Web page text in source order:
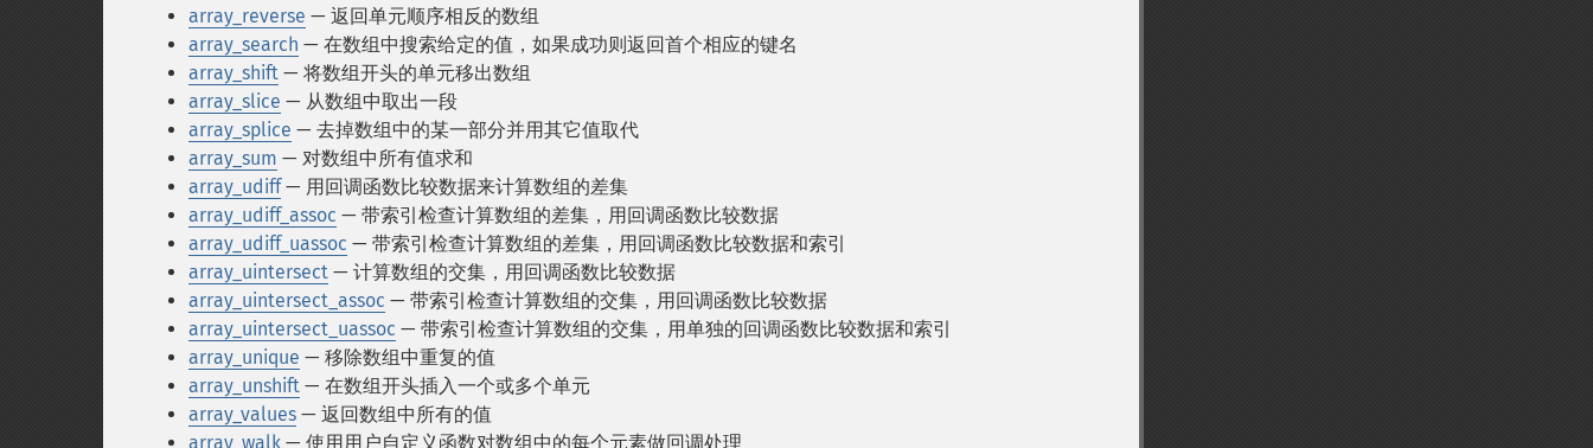
array_reverse — 返回单元顺序相反的数组
array_search — 在数组中搜索给定的值，如果成功则返回首个相应的键名
array_shift — 将数组开头的单元移出数组
array_slice — 从数组中取出一段
array_splice — 去掉数组中的某一部分并用其它值取代
array_sum — 对数组中所有值求和
array_udiff— 用回调函数比较数据来计算数组的差集
array_udiff_assoc — 带索引检查计算数组的差集，用回调函数比较数据
array_udiff_uassoc — 带索引检查计算数组的差集，用回调函数比较数据和索引
array_uintersect — 计算数组的交集，用回调函数比较数据
array_uintersect_assoc — 带索引检查计算数组的交集，用回调函数比较数据
array_uintersect_uassoc — 带索引检查计算数组的交集，用单独的回调函数比较数据和索引
array_unique — 移除数组中重复的值
array_unshift — 在数组开头插入一个或多个单元
array_values — 返回数组中所有的值
array_walk — 使用用户自定义函数对数组中的每个元素做回调处理